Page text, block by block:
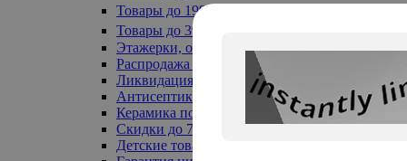
Товары до 199₽
Товары до 399₽
Этажерки, обувницы
Распродажа текстиля до -50%
Ликвидация до -70%
Антисептики
Керамика по 129 руб
Скидки до 70%
Детские товары